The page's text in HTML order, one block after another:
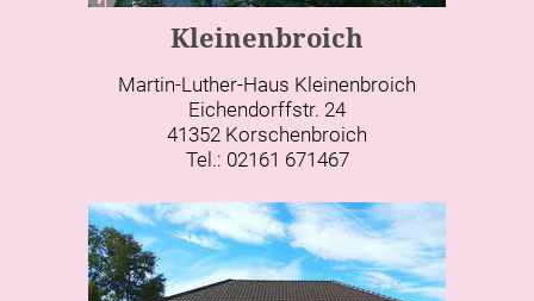
Kleinenbroich
Martin-Luther-Haus Kleinenbroich
Eichendorffstr. 24
41352 Korschenbroich
Tel.: 02161 671467